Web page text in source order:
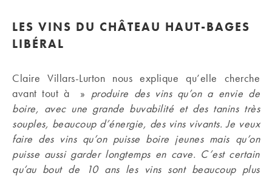
LES VINS DU CHÂTEAU HAUT-BAGES
LIBÉRAL
Claire Villars-Lurton nous explique qu’elle cherche
avant tout à » produire des vins qu’on a envie de
boire, avec une grande buvabilité et des tanins très
souples, beaucoup d’énergie, des vins vivants. Je veux
faire des vins qu’on puisse boire jeunes mais qu’on
puisse aussi garder longtemps en cave. C’est certain
qu’au bout de 10 ans les vins sont beaucoup plus